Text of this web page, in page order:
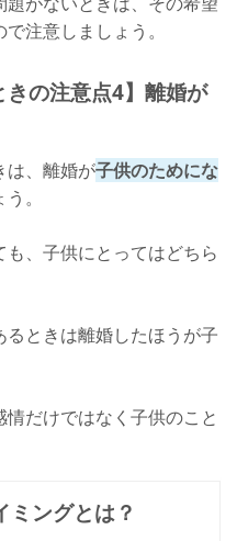
注意しましょう。
きの注意点4】離婚が
は、離婚が子供のためにな
。
、子供にとってはどちら
ときは離婚したほうが子
だけではなく子供のこと
ミングとは？